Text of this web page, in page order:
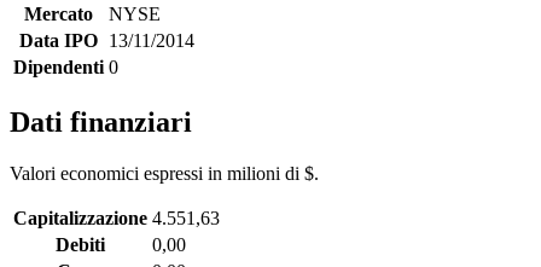
Mercato
NYSE
Data IPO 13/11/2014
Dipendenti 0
Dati finanziari
Valori economici espressi in milioni di $.
Capitalizzazione 4.551,63
Debiti
0,00